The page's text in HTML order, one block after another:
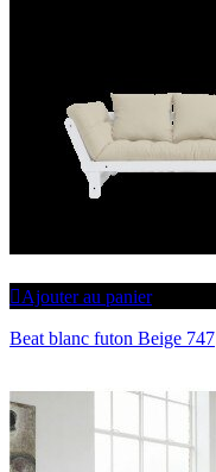
Ajouter au panier
Beat blanc futon Beige 747